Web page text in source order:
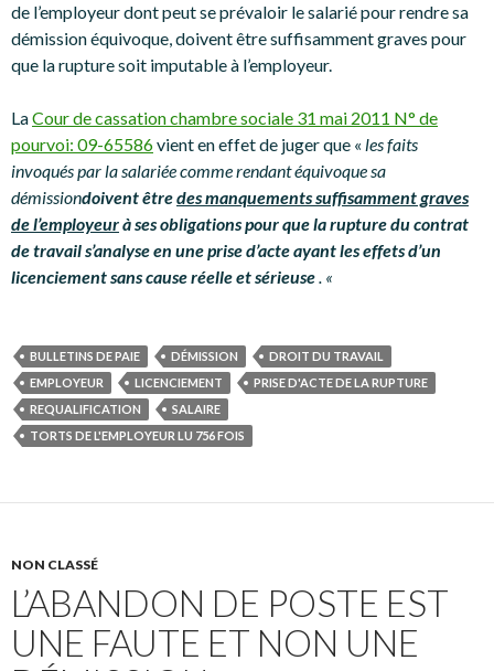
de l’employeur dont peut se prévaloir le salarié pour rendre sa
démission équivoque, doivent être suffisamment graves pour
que la rupture soit imputable à l’employeur.
LaCour de cassation chambre sociale 31 mai 2011 N° de
pourvoi: 09-65586vient en effet de juger que « les faits
invoqués par la salariée comme rendant équivoque sa
démissiondoivent êtredes manquements suffisamment graves
de l’employeurà ses obligations pour que la rupture du contrat
de travail s’analyse en une prise d’acte ayant les effets d’un
licenciement sans cause réelle et sérieuse. «
BULLETINS DE PAIE DÉMISSION
DROIT DU TRAVAIL
EMPLOYEUR
LICENCIEMENT
PRISE D'ACTE DE LA RUPTURE
REQUALIFICATION
SALAIRE
TORTS DE L'EMPLOYEUR LU 756 FOIS
NON CLASSÉ
L’ABANDON DE POSTE EST
UNE FAUTE ET NON UNE